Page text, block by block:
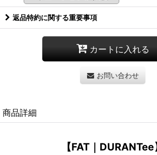
返品特約に関する重要事項
カートに入れる
お問い合わせ
商品詳細
【FAT｜DURANTee